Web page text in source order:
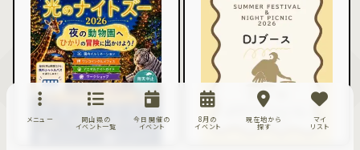
メニュー
岡山県の
イベント一覧
今日開催の
イベント
8月の
イベント
現在地から
探す
マイ
リスト